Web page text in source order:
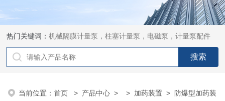
热门关键词：机械隔膜计量泵，柱塞计量泵，电磁泵，计量泵配件
当前位置：首页 > 产品中心 > > 加药装置 > 防爆型加药装